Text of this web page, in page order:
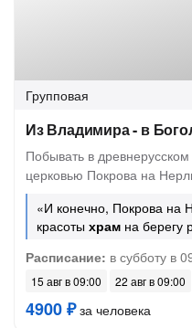
Групповая
Из Владимира - в
Побывать в
церковью Покрова на
«И конечно, Покрова на
красоты храм на берегу
Расписание: в субботу в
15 авг в 09:00 22 авг в 09:00
4900 ₽за человека